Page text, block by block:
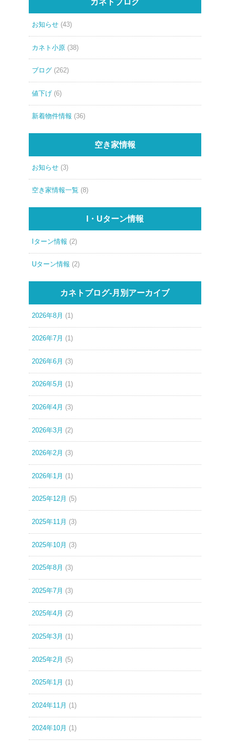
カネトブログ
お知らせ(43)
カネト小原(38)
ブログ(262)
値下げ(6)
新着物件情報 (36)
空き家情報
お知らせ(3)
空き家情報一覧 (8)
I・Uターン情報
Iターン情報 (2)
Uターン情報 (2)
カネトブログ-月別アーカイブ
2026年8月 (1)
2026年7月 (1)
2026年6月 (3)
2026年5月 (1)
2026年4月 (3)
2026年3月 (2)
2026年2月 (3)
2026年1月 (1)
2025年12月 (5)
2025年11月 (3)
2025年10月 (3)
2025年8月 (3)
2025年7月 (3)
2025年4月 (2)
2025年3月 (1)
2025年2月 (5)
2025年1月 (1)
2024年11月 (1)
2024年10月 (1)